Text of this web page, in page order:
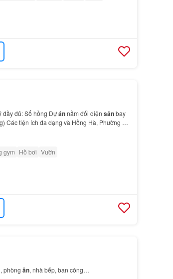
đầy đủ: Sổ hồng Dựánnằm đối diện sânbay
Các tiện ích đa dạng và Hồng Hà, Phường 2,
tin chi tiết và t…
gym Hồ bơi Vườn
phòng ăn, nhà bếp, ban công…